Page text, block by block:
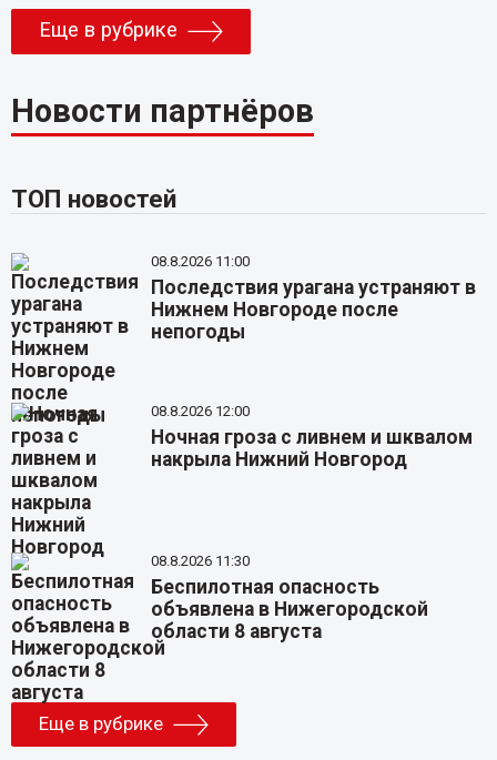
Еще в рубрике
Новости партнёров
ТОП новостей
08.8.2026 11:00
Последствия урагана устраняют в
Нижнем Новгороде после
непогоды
08.8.2026 12:00
Ночная гроза с ливнем и шквалом
накрыла Нижний Новгород
08.8.2026 11:30
Беспилотная опасность
объявлена в Нижегородской
области 8 августа
Еще в рубрике